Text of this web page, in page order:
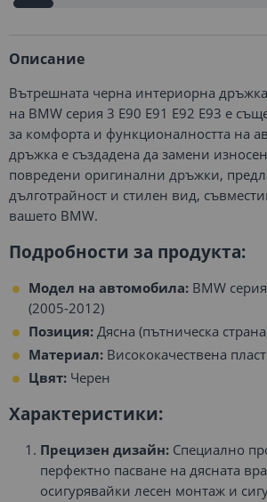
Описание
Вътрешната черна интериорна дръжка
на BMW серия 3 E90 E91 E92 E93 е
за комфорта и функционалността на
дръжка е създадена да замени
повредени оригинални дръжки,
дълготрайност и стилен вид,
вашето BMW.
Подробности за продукта:
Модел на автомобила: BMW
(2005-2012)
Позиция: Дясна (пътническа
Материал: Висококачествена
Цвят: Черен
Характеристики:
Прецизен дизайн: Специално
перфектно пасване на дясната
осигурявайки лесен монтаж и